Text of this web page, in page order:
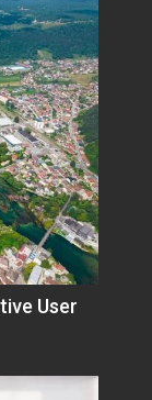
User